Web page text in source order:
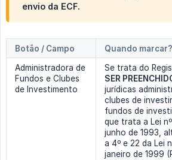
envio da ECF.
Botão / Campo
Quando marcar?
Administradora de
Fundos e Clubes
de Investimento
Se trata do
SER
jurídicas
clubes de
fundos de
que trata a Lei
junho de 1993,
a 4º e 22 da Lei
janeiro de 1999